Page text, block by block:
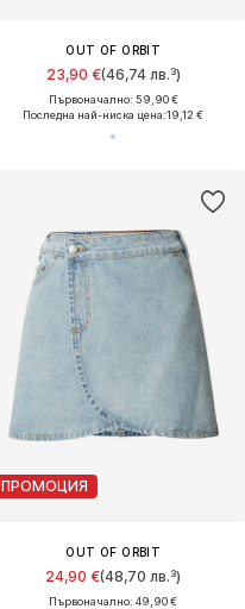
OUT OF ORBIT
23,90 €(46,74 лв.³)
Първоначално: 59,90 €
Последна най-ниска цена:19,12 €
ПРОМОЦИЯ
OUT OF ORBIT
24,90 €(48,70 лв.³)
Първоначално: 49,90 €